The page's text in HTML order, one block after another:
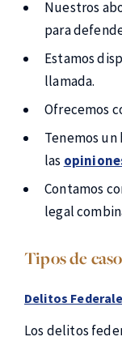
Nuestros
para
Estamos
llamada.
Ofrecemos
Tenemos
las
Contamos
legal
Tipos de
Delitos
Los delitos